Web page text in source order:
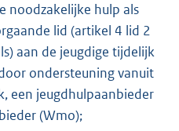
noodzakelijke hulp als
lid (artikel 4 lid 2
aan de jeugdige tijdelijk
ondersteuning vanuit
een jeugdhulpaanbieder
(Wmo);